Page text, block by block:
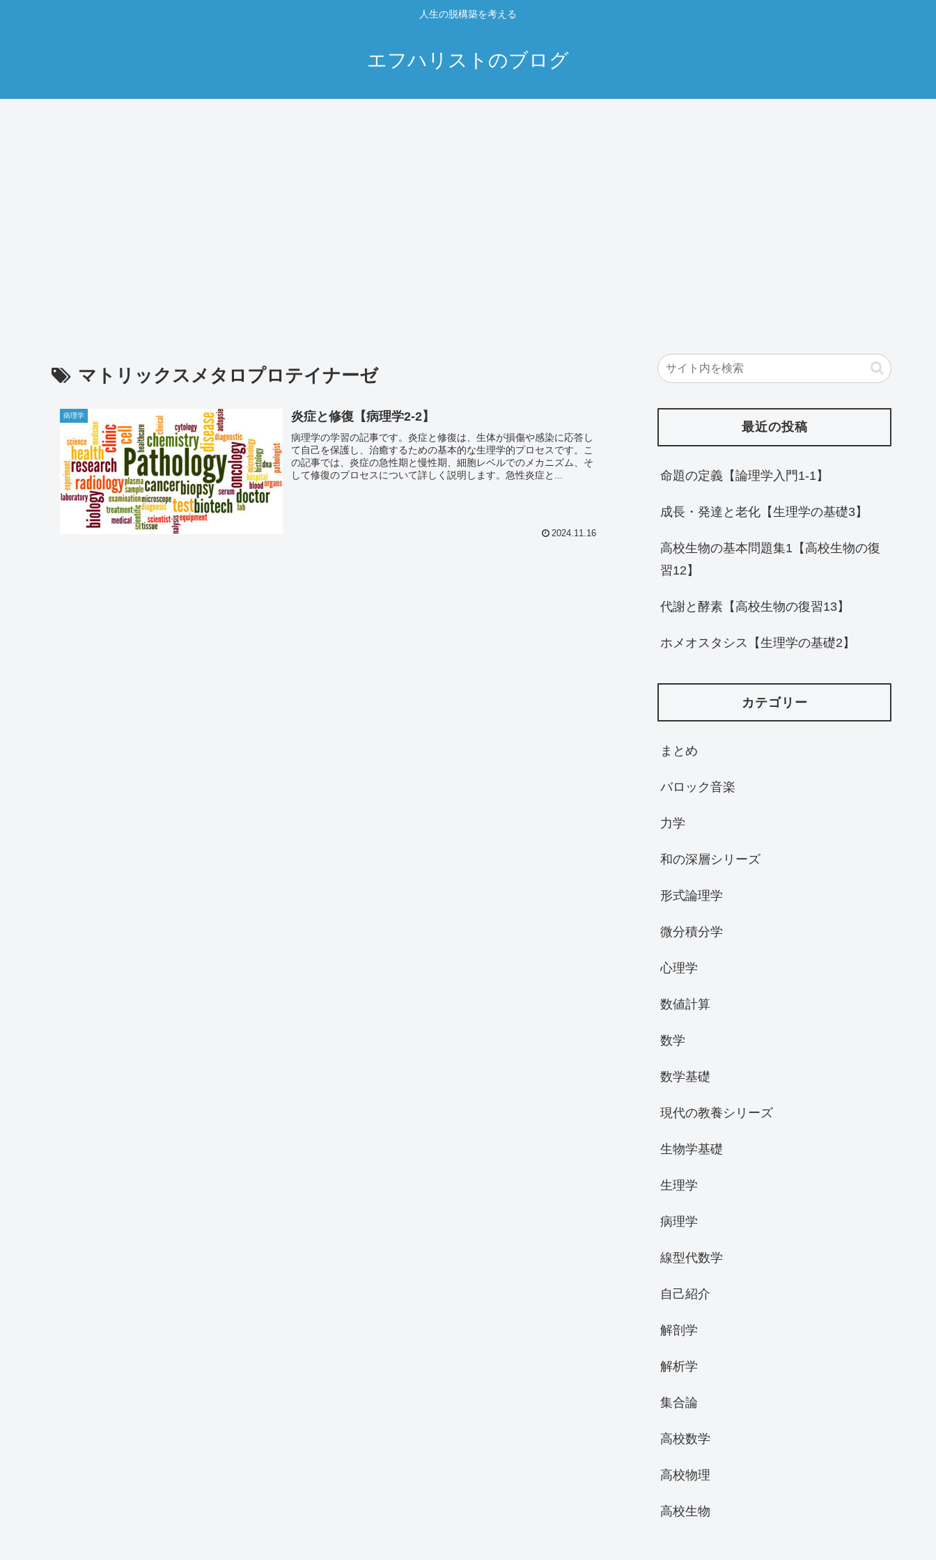
人生の脱構築を考える
エフハリストのブログ
マトリックスメタロプロテイナーゼ
病理学 炎症と修復【病理学2‐2】
病理学の学習の記事です。炎症と修復は、生体が損傷や感染に応答し
て自己を保護し、治癒するための基本的な生理学的プロセスです。こ
の記事では、炎症の急性期と慢性期、細胞レベルでのメカニズム、そ
して修復のプロセスについて詳しく説明します。急性炎症と...
2024.11.16
最近の投稿
命題の定義【論理学入門1-1】
成長・発達と老化【生理学の基礎3】
高校生物の基本問題集1【高校生物の復
習12】
代謝と酵素【高校生物の復習13】
ホメオスタシス【生理学の基礎2】
カテゴリー
まとめ
バロック音楽
力学
和の深層シリーズ
形式論理学
微分積分学
心理学
数値計算
数学
数学基礎
現代の教養シリーズ
生物学基礎
生理学
病理学
線型代数学
自己紹介
解剖学
解析学
集合論
高校数学
高校物理
高校生物